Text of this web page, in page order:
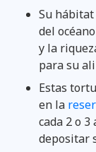
Su
del
y la
para su
Estas
en la
cada 2 o
depositar